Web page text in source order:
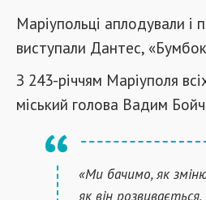
Маріупольці аплодували і
виступали Дантес,
З 243-річчям Маріуполя
міський голова Вадим
«Ми бачимо, як
як він